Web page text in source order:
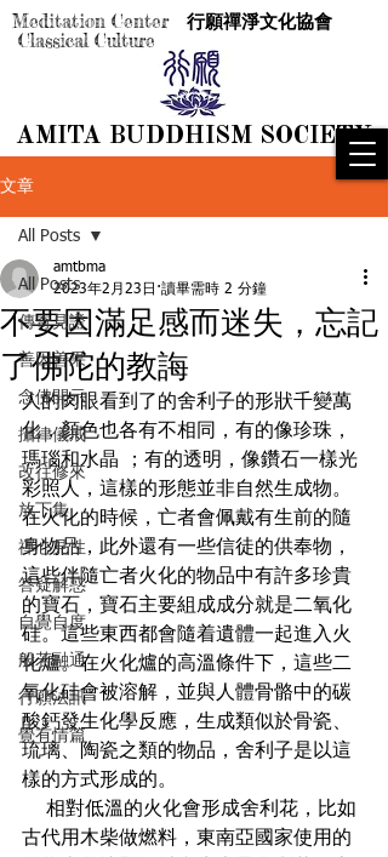
AMITA BUDDHISM SOCIETY
AMITA BUDDHISM SOCIETY
Meditation Center 行願禪淨文化協會
Classical Culture
文章
All Posts
傳奇見證
善因善果
念佛開示
攝律儀戒
改往修來
放下集
禪心見性
答疑解惑
自覺自度
般若融通
行願法訊
覺有情篇
All Posts
不要因滿足感而迷失，忘記
了佛陀的教誨
amtbma
2023年2月23日 讀畢需時 2 分鐘
人的肉眼看到了的舍利子的形狀千變萬
化，顏色也各有不相同，有的像珍珠，
瑪瑙和水晶 ；有的透明，像鑽石一樣光
彩照人，這樣的形態並非自然生成物。
在火化的時候，亡者會佩戴有生前的隨
身物品，此外還有一些信徒的供奉物，
這些伴隨亡者火化的物品中有許多珍貴
的寶石，寶石主要組成成分就是二氧化
硅。這些東西都會隨着遺體一起進入火
化爐。在火化爐的高溫條件下，這些二
氧化硅會被溶解，並與人體骨骼中的碳
酸鈣發生化學反應，生成類似於骨瓷、
琉璃、陶瓷之類的物品，舍利子是以這
樣的方式形成的。
相對低溫的火化會形成舍利花，比如
古代用木柴做燃料，東南亞國家使用的